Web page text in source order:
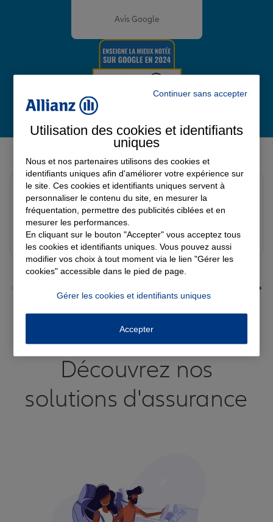
Avis Google
Derniers avis de nos agences Allianz
Note de 5 sur 5
Le 05/08/2026 - Agence FORT DE FRANCE
Yori A.
Voir tous les avis
Découvrez nos
solutions d'assurance
Continuer sans accepter
Utilisation des cookies et identifiants
uniques
Nous et nos partenaires utilisons des cookies et
identifiants uniques afin d'améliorer votre expérience sur
le site. Ces cookies et identifiants uniques servent à
personnaliser le contenu du site, en mesurer la
fréquentation, permettre des publicités ciblées et en
mesurer les performances.
En cliquant sur le bouton "Accepter" vous acceptez tous
les cookies et identifiants uniques. Vous pouvez aussi
modifier vos choix à tout moment via le lien "Gérer les
cookies" accessible dans le pied de page.
Gérer les cookies et identifiants uniques
Accepter